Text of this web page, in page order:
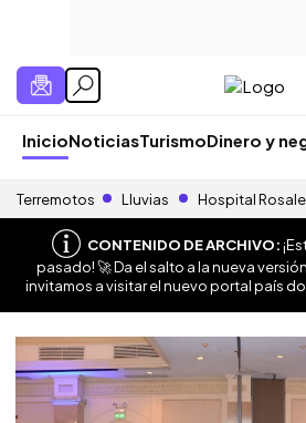
InicioNoticiasTurismoDinero y
Terremotos Lluvias Hospital
CONTENIDO DE ARCHIVO:
pasado! 🚀 Da el salto a la nueva
invitamos a visitar el nuevo portal país